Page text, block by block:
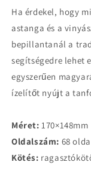
Ha érdekel, hogy
astanga és a
bepillantanál a
segítségedre lehet
egyszerűen
ízelítőt nyújt a
Méret:170×148mm
Oldalszám: 68
Kötés: